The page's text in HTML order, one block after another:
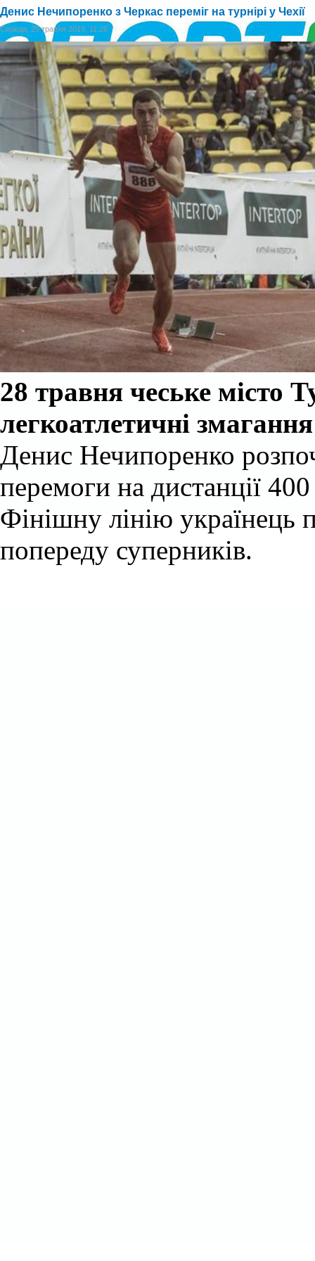
Денис Нечипоренко з Черкас переміг на турнірі у Чехії
Середа, 29 травня 2019, 11:26
28 травня чеське місто
легкоатлетичні
Денис Нечипоренко
перемоги на дистанції
Фінішну лінію українець
попереду суперників.